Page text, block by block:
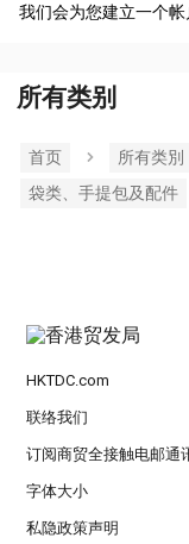
我们会为您建立一个帐
所有类别
首页 所有类別
袋类、手提包及配件
HKTDC.com
联络我们
订阅商贸全接触电邮通
字体大小
私隐政策声明